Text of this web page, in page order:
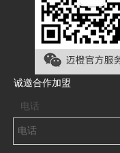
诚邀合作加盟
电话